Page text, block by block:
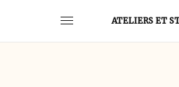
ATELIERS ET